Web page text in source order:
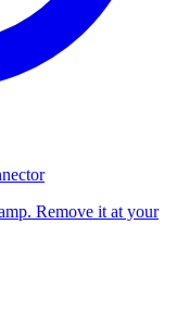
Remove it at your